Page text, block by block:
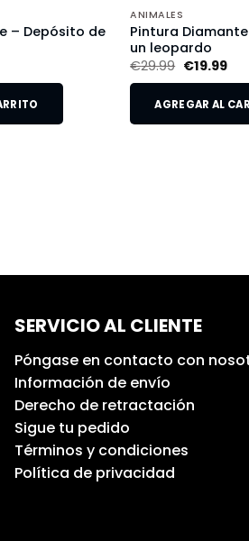
– Depósito de
ANIMALES
Pintura
un leopardo
€29.99 €19.99
AGREGAR AL
SERVICIO AL CLIENTE
Póngase en contacto con
Información de envío
Derecho de retractación
Sigue tu pedido
Términos y condiciones
Política de privacidad